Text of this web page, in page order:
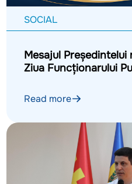
SOCIAL
Mesajul Președintelui
Ziua Funcționarului
Read more